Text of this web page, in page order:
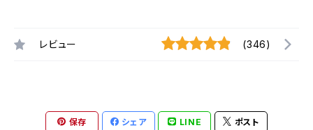
レビュー (346)
保存 シェア LINE ポスト